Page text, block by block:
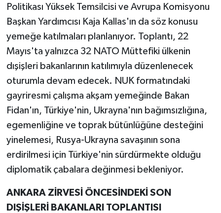
Politikası Yüksek Temsilcisi ve Avrupa Komisyonu
Başkan Yardımcısı Kaja Kallas'ın da söz konusu
yemeğe katılmaları planlanıyor. Toplantı, 22
Mayıs'ta yalnızca 32 NATO Müttefiki ülkenin
dışişleri bakanlarının katılımıyla düzenlenecek
oturumla devam edecek. NUK formatındaki
gayriresmi çalışma akşam yemeğinde Bakan
Fidan'ın, Türkiye'nin, Ukrayna'nın bağımsızlığına,
egemenliğine ve toprak bütünlüğüne desteğini
yinelemesi, Rusya-Ukrayna savaşının sona
erdirilmesi için Türkiye'nin sürdürmekte olduğu
diplomatik çabalara değinmesi bekleniyor.
ANKARA ZİRVESİ ÖNCESİNDEKİ SON
DIŞİŞLERİ BAKANLARI TOPLANTISI